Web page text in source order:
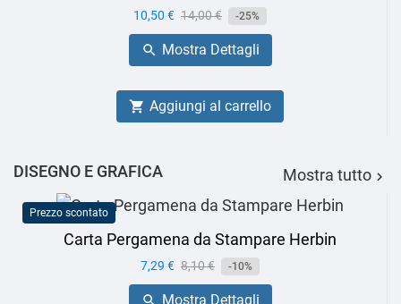
Prezzo
10,50 € Prezzo
base
14,00 € -25%
 Mostra Dettagli
 Aggiungi al carrello
DISEGNO E GRAFICA Mostra tutto 
Prezzo scontato
Carta Pergamena da Stampare Herbin
Prezzo
7,29 € Prezzo
base
8,10 € -10%
 Mostra Dettagli